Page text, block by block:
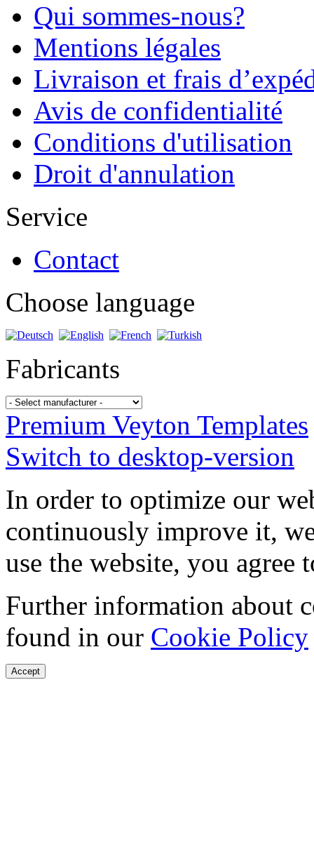
Qui sommes-nous?
Mentions légales
Livraison et frais
Avis de confidentialité
Conditions d'utilisation
Droit d'annulation
Service
Contact
Choose language
Fabricants
Premium Veyton Templates
Switch to desktop-version
In order to optimize our
continuously improve it,
use the website, you agree
Further information about
found in our Cookie Policy
Accept